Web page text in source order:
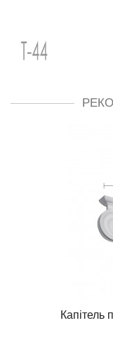
Капітель